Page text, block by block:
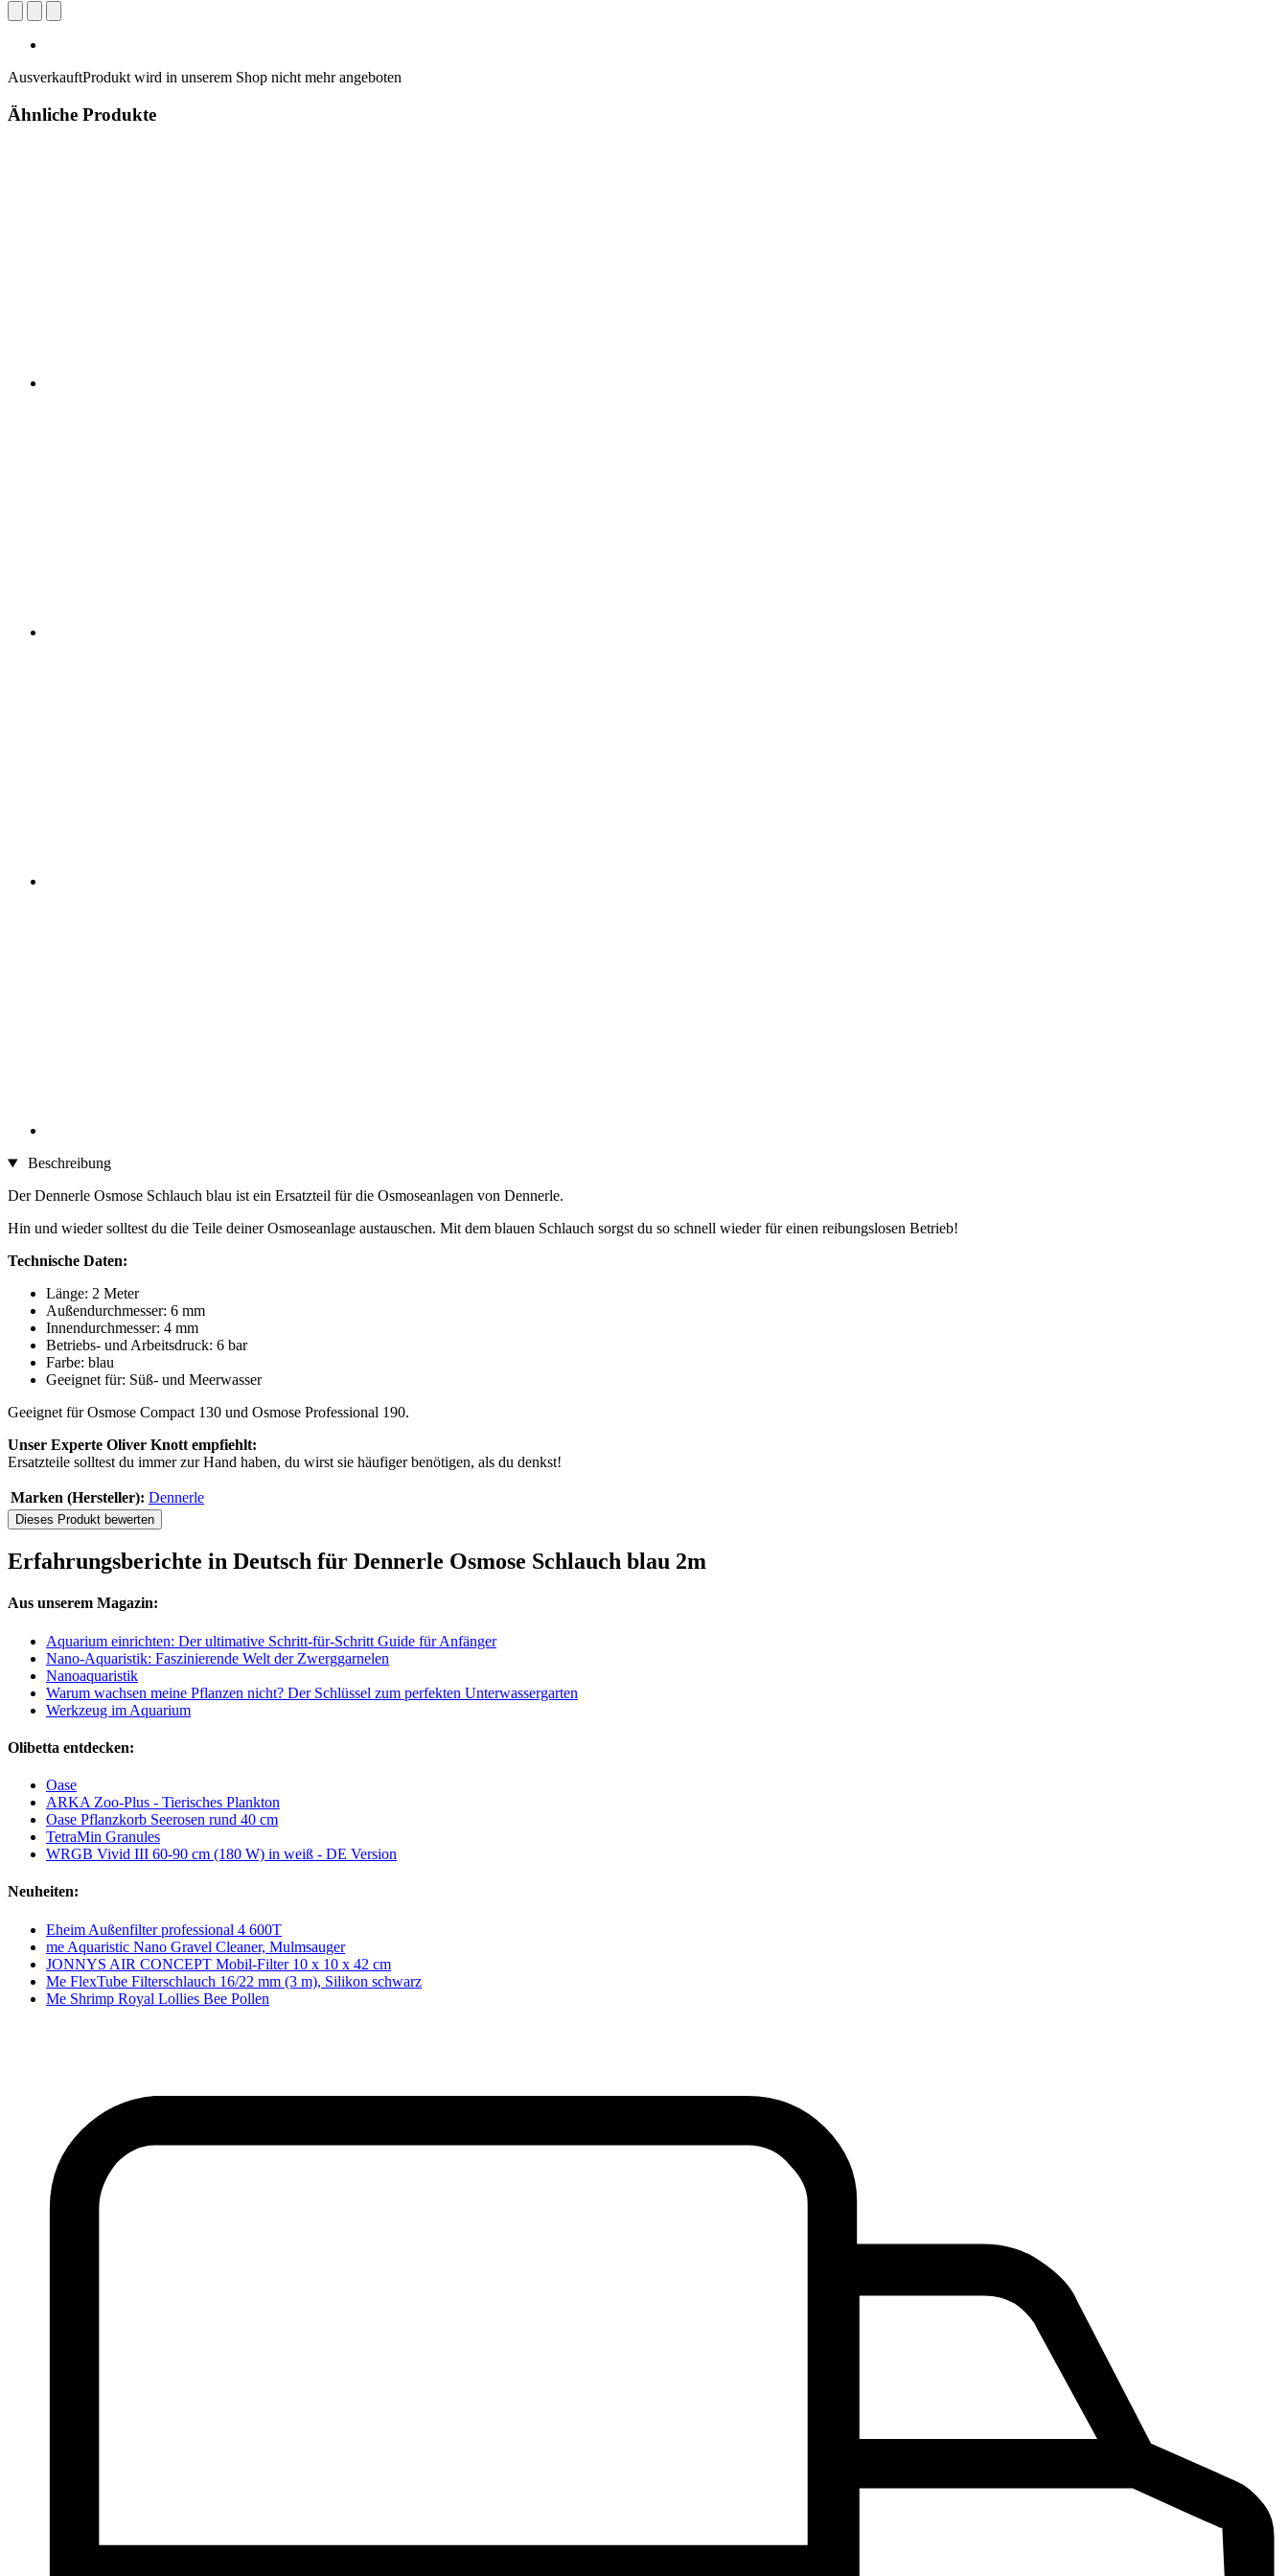
AusverkauftProdukt wird in unserem Shop nicht mehr angeboten
Ähnliche Produkte
Beschreibung
Der Dennerle Osmose Schlauch blau ist ein Ersatzteil für die Osmoseanlagen von Dennerle.
Hin und wieder solltest du die Teile deiner Osmoseanlage austauschen. Mit dem blauen Schlauch sorgst du so schnell wieder für einen reibungslosen Betrieb!
Technische Daten:
Länge: 2 Meter
Außendurchmesser: 6 mm
Innendurchmesser: 4 mm
Betriebs- und Arbeitsdruck: 6 bar
Farbe: blau
Geeignet für: Süß- und Meerwasser
Geeignet für Osmose Compact 130 und Osmose Professional 190.
Unser Experte Oliver Knott empfiehlt:
Ersatzteile solltest du immer zur Hand haben, du wirst sie häufiger benötigen, als du denkst!
Marken (Hersteller): Dennerle
Dieses Produkt bewerten
Erfahrungsberichte in Deutsch für Dennerle Osmose Schlauch blau 2m
Aus unserem Magazin:
Aquarium einrichten: Der ultimative Schritt-für-Schritt Guide für Anfänger
Nano-Aquaristik: Faszinierende Welt der Zwerggarnelen
Nanoaquaristik
Warum wachsen meine Pflanzen nicht? Der Schlüssel zum perfekten Unterwassergarten
Werkzeug im Aquarium
Olibetta entdecken:
Oase
ARKA Zoo-Plus - Tierisches Plankton
Oase Pflanzkorb Seerosen rund 40 cm
TetraMin Granules
WRGB Vivid III 60-90 cm (180 W) in weiß - DE Version
Neuheiten:
Eheim Außenfilter professional 4 600T
me Aquaristic Nano Gravel Cleaner, Mulmsauger
JONNYS AIR CONCEPT Mobil-Filter 10 x 10 x 42 cm
Me FlexTube Filterschlauch 16/22 mm (3 m), Silikon schwarz
Me Shrimp Royal Lollies Bee Pollen